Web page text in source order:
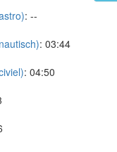
: --
: 03:44
: 04:50